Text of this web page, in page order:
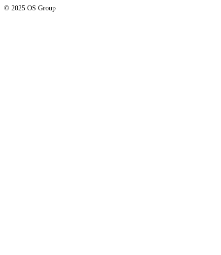
© 2025 OS Group